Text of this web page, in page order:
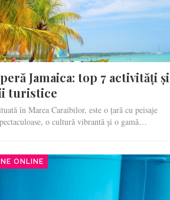
Jamaica: top 7 activități și
turistice
în Marea Caraibilor, este o țară cu peisaje
o cultură vibrantă și o gamă…
ONLINE